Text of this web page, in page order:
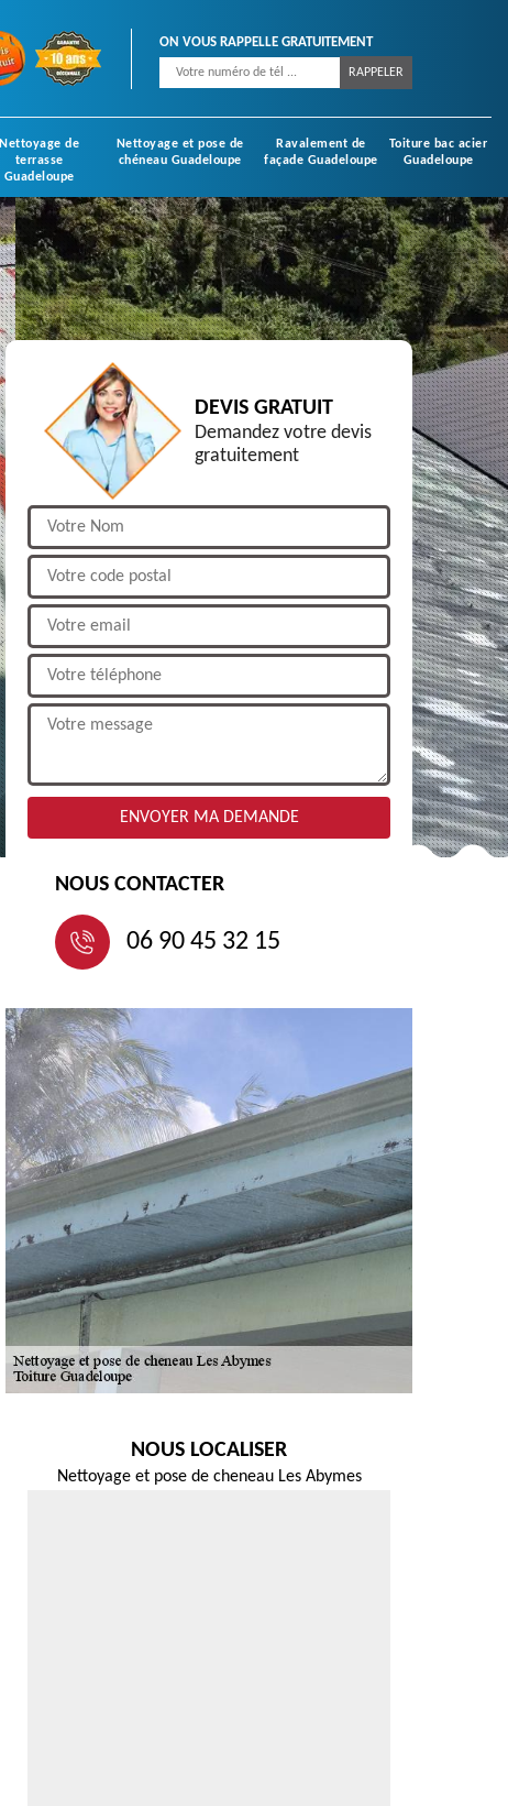
ON VOUS RAPPELLE GRATUITEMENT
Nettoyage de
terrasse
Guadeloupe
Nettoyage et pose de
chéneau Guadeloupe
Ravalement de
façade Guadeloupe
Toiture bac acier
Guadeloupe
DEVIS GRATUIT
Demandez votre devis
gratuitement
NOUS CONTACTER
06 90 45 32 15
NOUS LOCALISER
Nettoyage et pose de cheneau Les Abymes